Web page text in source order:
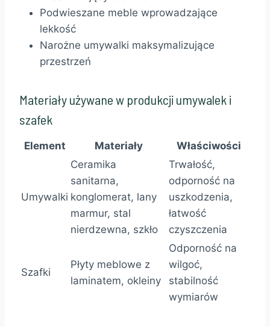
Podwieszane meble wprowadzające
lekkość
Narożne umywalki maksymalizujące
przestrzeń
Materiały używane w produkcji umywalek i
szafek
Element Materiały Właściwości
Umywalki
Ceramika
sanitarna,
konglomerat, lany
marmur, stal
nierdzewna, szkło
Trwałość,
odporność na
uszkodzenia,
łatwość
czyszczenia
Szafki
Płyty meblowe z
laminatem, okleiny
Odporność na
wilgoć,
stabilność
wymiarów